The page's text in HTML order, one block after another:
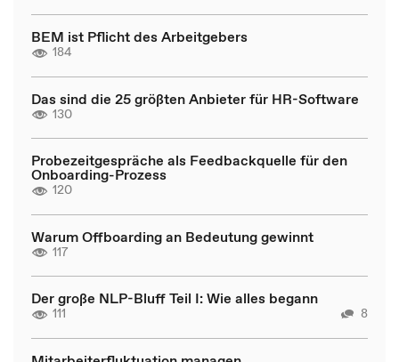
BEM ist Pflicht des Arbeitgebers
184
Das sind die 25 größten Anbieter für HR-Software
130
Probezeitgespräche als Feedbackquelle für den
Onboarding-Prozess
120
Warum Offboarding an Bedeutung gewinnt
117
Der große NLP-Bluff Teil I: Wie alles begann
111 8